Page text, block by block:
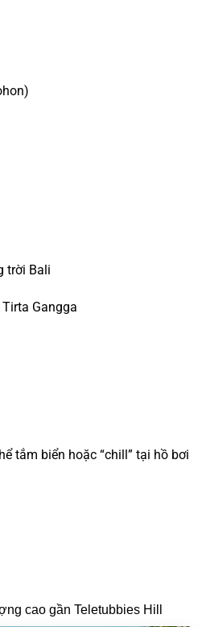
trời Bali
Gangga
tắm biển hoặc “chill” tại hồ bơi
cao gần Teletubbies Hill